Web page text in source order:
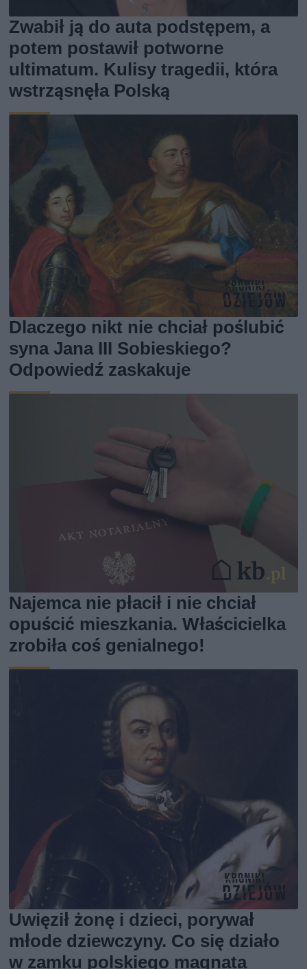
Zwabił ją do auta podstępem, a
potem postawił potworne
ultimatum. Kulisy tragedii, która
wstrząsnęła Polską
Dlaczego nikt nie chciał poślubić
syna Jana III Sobieskiego?
Odpowiedź zaskakuje
Najemca nie płacił i nie chciał
opuścić mieszkania. Właścicielka
zrobiła coś genialnego!
Uwięził żonę i dzieci, porywał
młode dziewczyny. Co się działo
w zamku polskiego magnata